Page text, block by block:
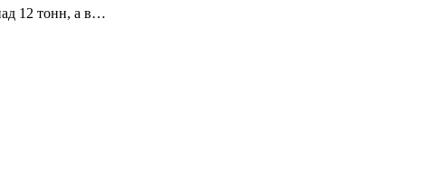
12 тонн, а в…